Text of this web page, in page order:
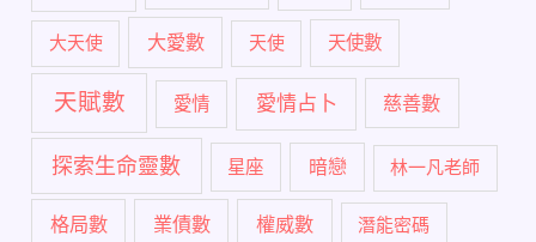
大天使 大愛數 天使 天使數
天賦數 愛情 愛情占卜 慈善數
探索生命靈數 星座 暗戀 林一凡老師
格局數 業債數 權威數 潛能密碼